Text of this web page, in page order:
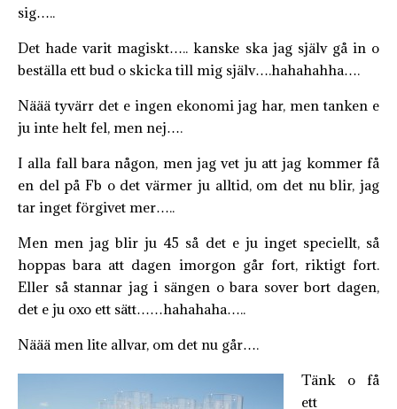
sig…..
Det hade varit magiskt….. kanske ska jag själv gå in o
beställa ett bud o skicka till mig själv….hahahahha….
Näää tyvärr det e ingen ekonomi jag har, men tanken e
ju inte helt fel, men nej….
I alla fall bara någon, men jag vet ju att jag kommer få
en del på Fb o det värmer ju alltid, om det nu blir, jag
tar inget förgivet mer…..
Men men jag blir ju 45 så det e ju inget speciellt, så
hoppas bara att dagen imorgon går fort, riktigt fort.
Eller så stannar jag i sängen o bara sover bort dagen,
det e ju oxo ett sätt……hahahaha…..
Näää men lite allvar, om det nu går….
Tänk o få
ett